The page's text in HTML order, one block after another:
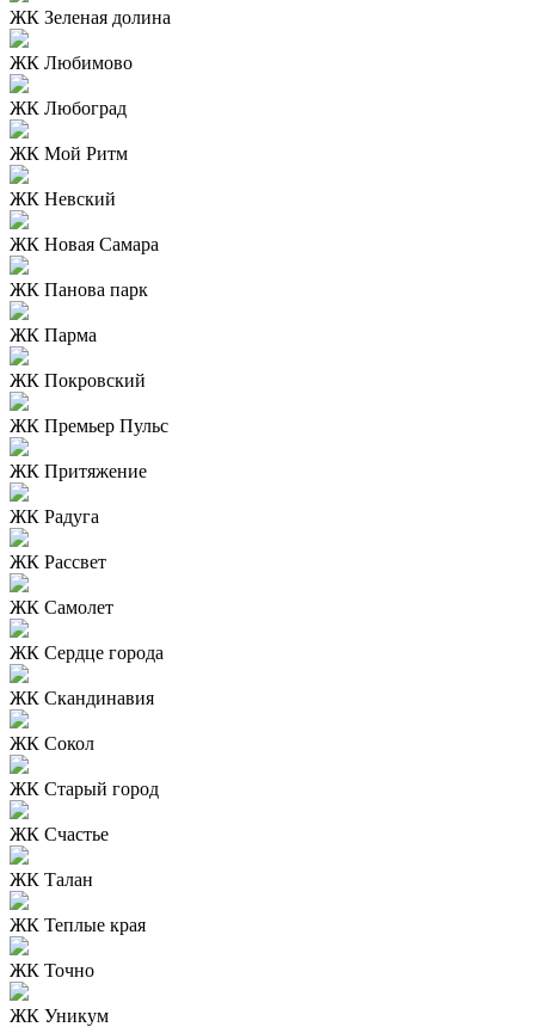
ЖК Зеленая долина
ЖК Любимово
ЖК Любоград
ЖК Мой Ритм
ЖК Невский
ЖК Новая Самара
ЖК Панова парк
ЖК Парма
ЖК Покровский
ЖК Премьер Пульс
ЖК Притяжение
ЖК Радуга
ЖК Рассвет
ЖК Самолет
ЖК Сердце города
ЖК Скандинавия
ЖК Сокол
ЖК Старый город
ЖК Счастье
ЖК Талан
ЖК Теплые края
ЖК Точно
ЖК Уникум